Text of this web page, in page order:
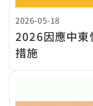
2026-05-18
2026因應中東
措施